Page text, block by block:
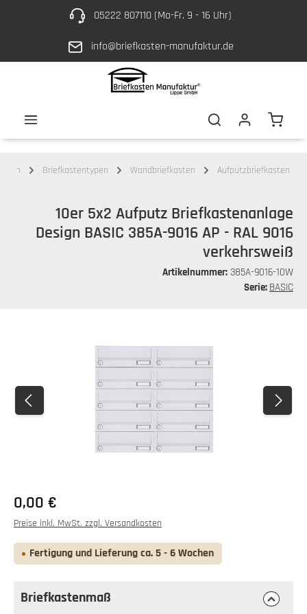
Zum Hauptinhalt springen05222 807110 (Mo-Fr. 9 - 16 Uhr)
info@briefkasten-manufaktur.de
Briefkastentypen Wandbriefkasten Aufputzbriefkasten
10er 5x2 Aufputz Briefkastenanlage
Design BASIC 385A-9016 AP - RAL 9016
verkehrsweiß
Artikelnummer: 385A-9016-10W
Serie: BASIC
0,00 €
Preise inkl. MwSt. zzgl. Versandkosten
Fertigung und Lieferung ca. 5 - 6 Wochen
Briefkastenmaß